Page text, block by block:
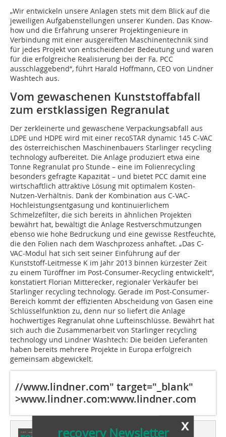
„Wir entwickeln unsere Anlagen stets mit dem Blick auf die
jeweiligen Aufgabenstellungen unserer Kunden. Das Know-
how und die Erfahrung unserer Projektingenieure in
Verbindung mit einer ausgereiften Maschinentechnik sind
für jedes Projekt von entscheidender Bedeutung und waren
für die erfolgreiche Realisierung bei der Fa. PCC
ausschlaggebend“, führt Harald Hoffmann, CEO von Lindner
Washtech aus.
Vom gewaschenen Kunststoffabfall
zum erstklassigen Regranulat
Der zerkleinerte und gewaschene Verpackungsabfall aus
LDPE und HDPE wird mit einer recoSTAR dynamic 145 C-VAC
des österreichischen Maschinenbauers Starlinger recycling
technology aufbereitet. Die Anlage produziert etwa eine
Tonne Regranulat pro Stunde – eine im Folienrecycling
besonders gefragte Kapazität – und bietet PCC damit eine
wirtschaftlich attraktive Lösung mit optimalem Kosten-
Nutzen-Verhältnis. Dank der Kombination aus C-VAC-
Hochleistungsentgasung und kontinuierlichem
Schmelzefilter, die sich bereits in ähnlichen Projekten
bewährt hat, bewältigt die Anlage Restverschmutzungen
ebenso wie hohe Bedruckung und eine gewisse Restfeuchte,
die den Folien nach dem Waschprozess anhaftet. „Das C-
VAC-Modul hat sich seit seiner Einführung auf der
Kunststoff-Leitmesse K im Jahr 2013 binnen kürzester Zeit
zu einem Türöffner im Post-Consumer-Recycling entwickelt“,
konstatiert Florian Mitterecker, regionaler Verkäufer bei
Starlinger recycling technology. Gerade im Post-Consumer-
Bereich kommt der effizienten Abscheidung von Gasen eine
Schlüsselfunktion zu, denn nur so liefert die Anlage
hochwertiges Regranulat ohne Lufteinschlüsse. Bewährt hat
sich auch die Zusammenarbeit von Starlinger recycling
technology und Lindner Washtech: Die beiden Lieferanten
haben bereits mehrere Projekte in Europa erfolgreich
gemeinsam abgewickelt.
//www.lindner.com" target="_blank"
>www.lindner.com:www.lindner.com
Dieser Artikel erschien in x
recovery Newsletter